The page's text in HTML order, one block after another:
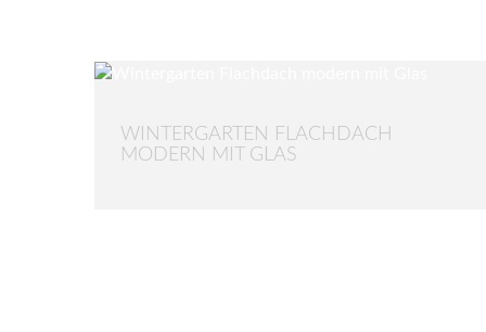
WINTERGARTEN FLACHDACH
MODERN MIT GLAS